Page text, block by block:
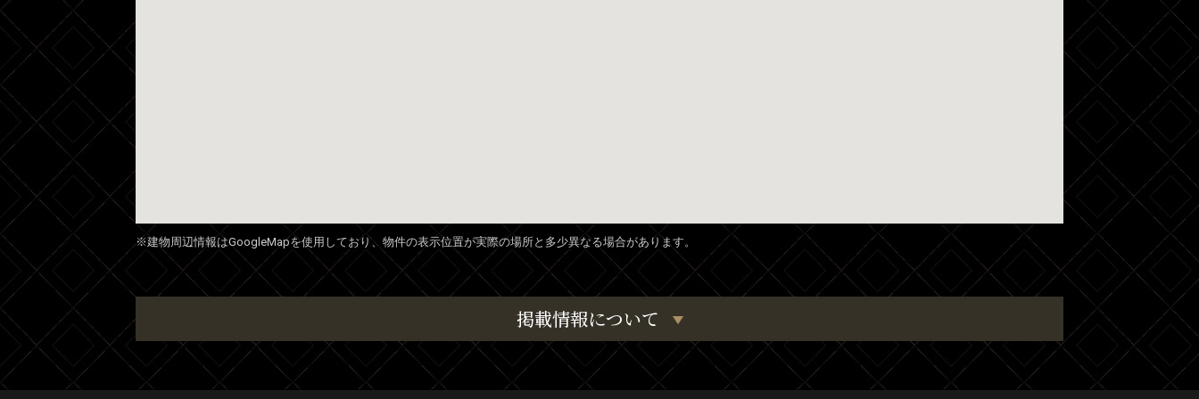
※建物周辺情報はGoogleMapを使用しており、物件の表示位置が実際の場所と多少異なる場合があります。
掲載情報について